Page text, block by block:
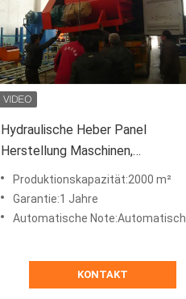
Hydraulische Heber Panel
Herstellung Maschinen,
Automatische Sandwich Panel
Produktionslinie
Produktionskapazität:2000 m²
Garantie:1 Jahre
Automatische Note:Automatisch
KONTAKT